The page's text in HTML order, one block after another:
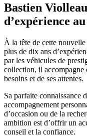
Bastien
d’expérience
À la tête de cette
plus de dix ans
par les véhicules de
collection, il accompagne
besoins et de ses attentes.
Sa parfaite connaissance
accompagnement
d’occasion ou de la
ambition est d’offrir un
conseil et la confiance.